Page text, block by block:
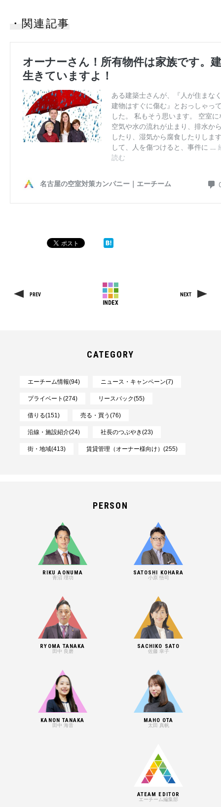
・関連記事
PREV
INDEX
NEXT
CATEGORY
エーチーム情報(94) ニュース・キャンペーン(7)
プライベート(274) リースバック(55)
借りる(151) 売る・買う(76)
沿線・施設紹介(24) 社長のつぶやき(23)
街・地域(413) 賃貸管理（オーナー様向け）(255)
PERSON
RIKU AONUMA
青沼 理功
SATOSHI KOHARA
小原 悟司
RYOMA TANAKA
田中 良磨
SACHIKO SATO
佐藤 幸子
KANON TANAKA
田中 海音
MAHO OTA
太田 真帆
ATEAM EDITOR
エーチーム編集部